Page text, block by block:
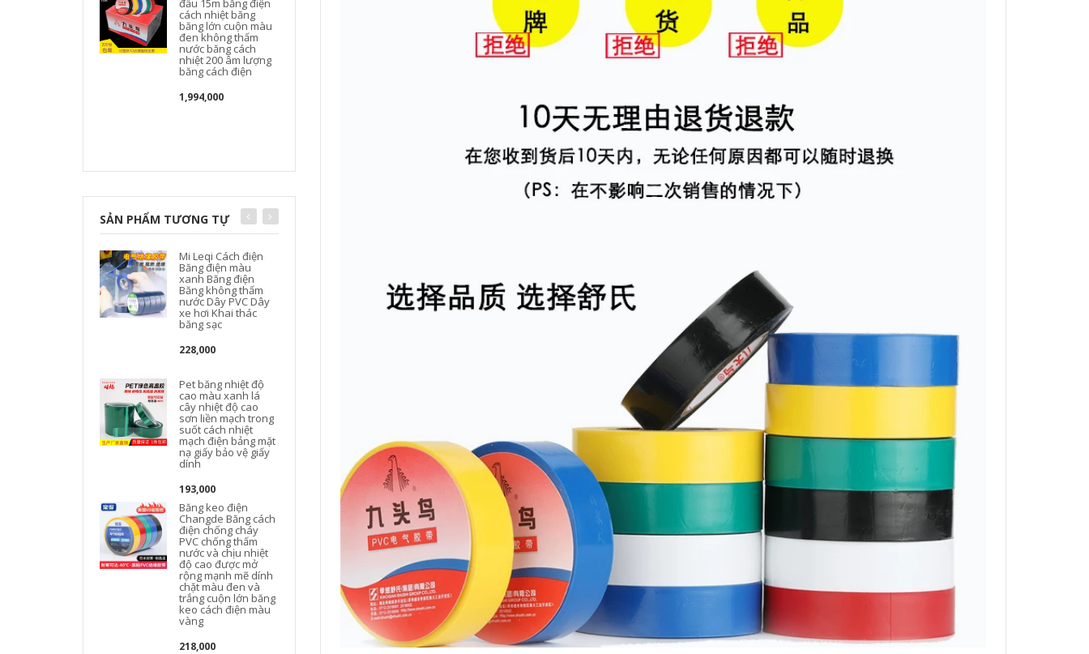
đầu 15m băng điện
cách nhiệt băng
băng lớn cuộn màu
đen không thấm
nước băng cách
nhiệt 200 âm lượng
băng cách điện
1,994,000
Băng điện 15yd
Băng cách nhiệt
chống nước Băng
cách nhiệt đen 200
khối lượng băng
SẢN PHẨM TƯƠNG TỰ
Mi Leqi Cách điện
Băng điện màu
xanh Băng điện
Băng không thấm
nước Dây PVC Dây
xe hơi Khai thác
băng sạc
228,000
Pet băng nhiệt độ
cao màu xanh lá
cây nhiệt độ cao
sơn liền mạch trong
suốt cách nhiệt
mạch điện bảng mặt
nạ giấy bảo vệ giấy
dính
193,000
Băng keo điện
Changde Băng cách
điện chống cháy
PVC chống thấm
nước và chịu nhiệt
độ cao được mở
rộng mạnh mẽ dính
chặt màu đen và
trắng cuộn lớn băng
keo cách điện màu
vàng
218,000
điện chịu nhiệt độ
thấp Băng keo cách
điện vải cotton
không thấm nước
băng keo tự dính
cao su không thấm
nước ngoài trời
Băng dính dưới
nước cuộn đơn
băng dính cách điện
loại to
196,000
Dải băng keo hai
mặt dẫn điện Dải
LCD TV Khuôn nhôm
Chất nền Máy tính
Chip Điện Tản nhiệt
Cách nhiệt Pad Dán
Sửa chữa Điện trở
cố định Độ dày
băng nhiệt độ cao
làm trang trí chụp
ảnh triển lãm đám
cưới băng mạnh mẽ
chống thấm đường
Đám cưới và triển
lãm đế vải hai mặt
có độ dẻo cao mạnh
mẽ dán cố định
thảm phủ lớp nối
sàn không đánh
dấu Băng dán trang
trí loại bỏ không để
lại dấu vết Băng keo
hai mặt lưới mờ có
độ nhớt cao băng
keo đen cách điện
202,000
Lớp phủ băng nhiệt
độ cao màu xanh lá
cây PET, mạ điện,